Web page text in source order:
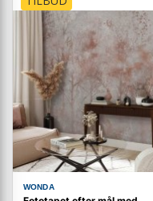
WONDA